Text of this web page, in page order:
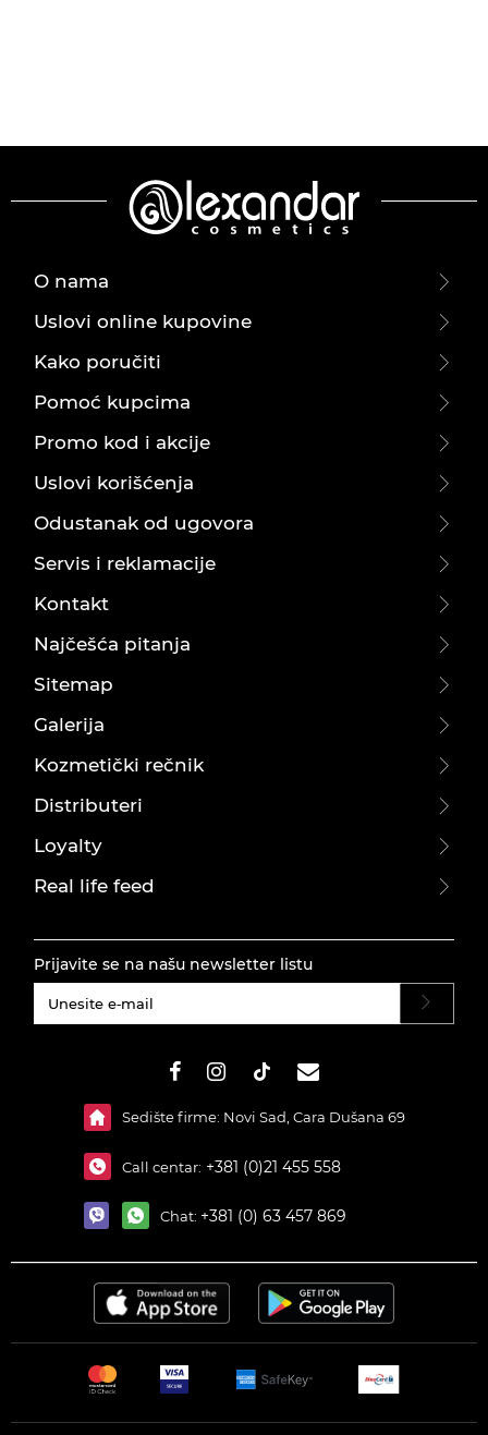
O nama
Uslovi online kupovine
Kako poručiti
Pomoć kupcima
Promo kod i akcije
Uslovi korišćenja
Odustanak od ugovora
Servis i reklamacije
Kontakt
Najčešća pitanja
Sitemap
Galerija
Kozmetički rečnik
Distributeri
Loyalty
Real life feed
Prijavite se na našu newsletter listu
Sedište firme: Novi Sad, Cara Dušana 69
Call centar: +381 (0)21 455 558
Chat: +381 (0) 63 457 869